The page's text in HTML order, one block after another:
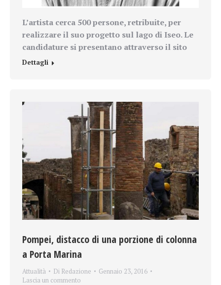
L’artista cerca 500 persone, retribuite, per
realizzare il suo progetto sul lago di Iseo. Le
candidature si presentano attraverso il sito
Dettagli
Pompei, distacco di una porzione di colonna
a Porta Marina
Attualità Di Redazione
Gennaio 23, 2016
Lascia un commento